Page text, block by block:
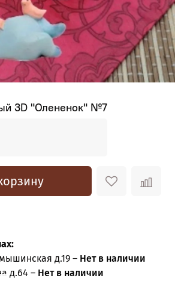
3D "Олененок" №7
д.19 – Нет в наличии
д.64 – Нет в наличии